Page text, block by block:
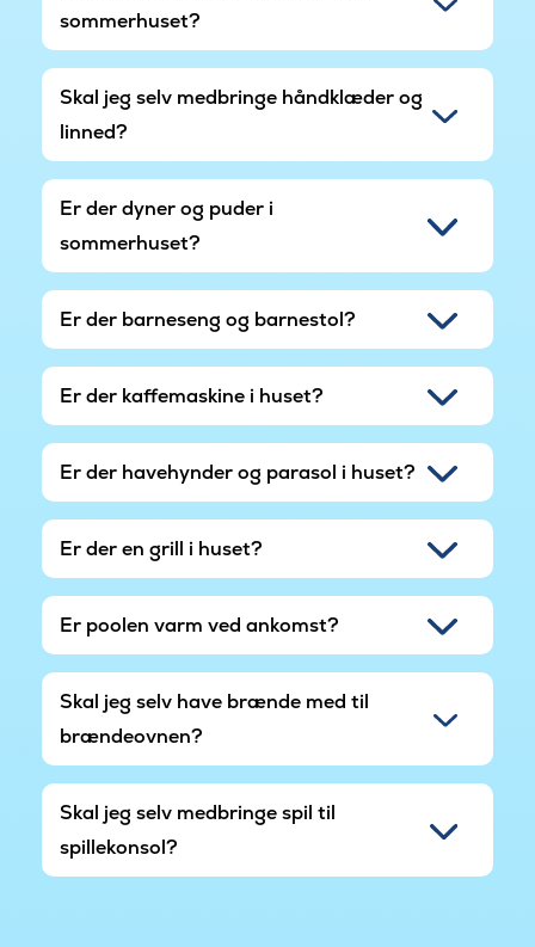
sommerhuset?
Skal jeg selv medbringe håndklæder og
linned?
Er der dyner og puder i
sommerhuset?
Er der barneseng og barnestol?
Er der kaffemaskine i huset?
Er der havehynder og parasol i huset?
Er der en grill i huset?
Er poolen varm ved ankomst?
Skal jeg selv have brænde med til
brændeovnen?
Skal jeg selv medbringe spil til
spillekonsol?